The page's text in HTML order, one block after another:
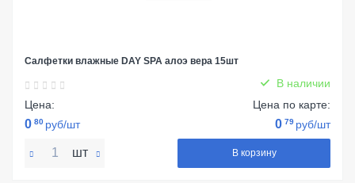
Салфетки влажные DAY SPA алоэ вера 15шт
В наличии
Цена:
0 80 руб/шт
Цена по карте:
0 79 руб/шт
шт В корзину